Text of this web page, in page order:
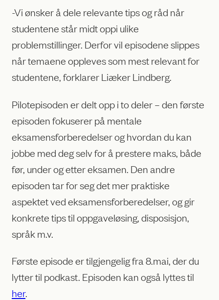
-Vi ønsker å dele relevante tips og råd når
studentene står midt oppi ulike
problemstillinger. Derfor vil episodene slippes
når temaene oppleves som mest relevant for
studentene, forklarer Liæker Lindberg.
Pilotepisoden er delt opp i to deler – den første
episoden fokuserer på mentale
eksamensforberedelser og hvordan du kan
jobbe med deg selv for å prestere maks, både
før, under og etter eksamen. Den andre
episoden tar for seg det mer praktiske
aspektet ved eksamensforberedelser, og gir
konkrete tips til oppgaveløsing, disposisjon,
språk m.v.
Første episode er tilgjengelig fra 8.mai, der du
lytter til podkast. Episoden kan også lyttes til
her.